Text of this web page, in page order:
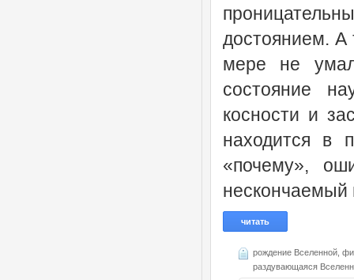
достоянием.
мере не
состояние
косности и
находится в
«почему»,
нескончаемый
читать
рождение Вселенной,
раздувающаяся